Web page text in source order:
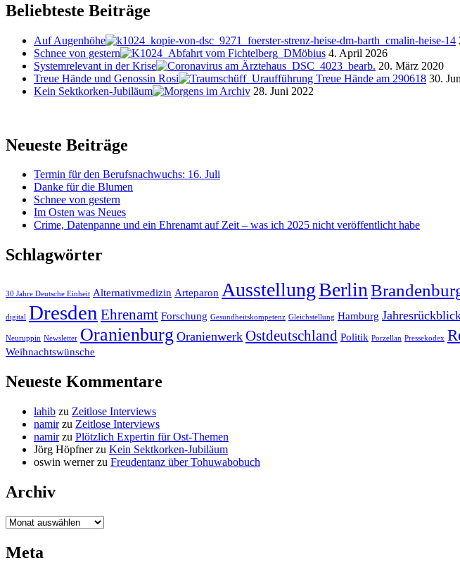
Beliebteste Beiträge
Auf Augenhöhe
Schnee von gestern
4. April 2026
Systemrelevant in der Krise
20. März 2020
Treue Hände und Genossin Rosi
30.
Kein Sektkorken-Jubiläum
28. Juni 2022
Neueste Beiträge
Termin für den Berufsnachwuchs: 16. Juli
Danke für die Blumen
Schnee von gestern
Im Osten was Neues
Crime, Datenpanne und ein Ehrenamt auf Zeit – was ich 2025 nicht veröffentlicht habe
Schlagwörter
30 Jahre Deutsche Einheit Alternativmedizin Arteparon AusstellungBerlin
digital Dresden Ehrenamt Forschung Gesundheitskompetenz Gleichstellung Hamburg
Neuruppin Newsletter Oranienburg Oranienwerk Ostdeutschland Politik Porzellan Pressekodex
Weihnachtswünsche
Neueste Kommentare
lahib zu Zeitlose Interviews
namirzu Zeitlose Interviews
namirzu Plötzlich Expertin für Ost-Themen
Jörg Höpfnerzu Kein Sektkorken-Jubiläum
oswin wernerzu Freudentanz über Tohuwabobuch
Archiv
Archiv
Meta